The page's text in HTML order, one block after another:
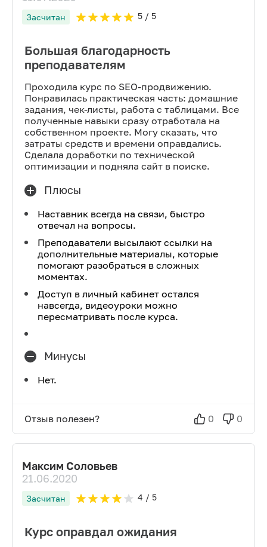
Засчитан 5/ 5
Большая благодарность
преподавателям
Проходила курс по SEO-продвижению.
Понравилась практическая часть: домашние
задания, чек-листы, работа с таблицами. Все
полученные навыки сразу отработала на
собственном проекте. Могу сказать, что
затраты средств и времени оправдались.
Сделала доработки по технической
оптимизации и подняла сайт в поиске.
Плюсы
Наставник всегда на связи, быстро
отвечал на вопросы.
Преподаватели высылают ссылки на
дополнительные материалы, которые
помогают разобраться в сложных
моментах.
Доступ в личный кабинет остался
навсегда, видеоуроки можно
пересматривать после курса.
Минусы
Нет.
Отзыв полезен? 0 0
Максим Соловьев
21.06.2020
Засчитан 4 / 5
Курс оправдал ожидания